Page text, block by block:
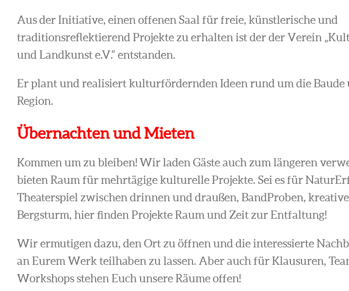
Aus der Initiative, einen offenen Saal für freie, künstlerische und
traditionsreflektierend Projekte zu erhalten ist der der Verein
und Landkunst e.V.“ entstanden.
Er plant und realisiert kulturfördernden Ideen rund um die Baude
Region.
Übernachten und Mieten
Kommen um zu bleiben! Wir laden Gäste auch zum längeren
bieten Raum für mehrtägige kulturelle Projekte. Sei es für
Theaterspiel zwischen drinnen und draußen, BandProben,
Bergsturm, hier finden Projekte Raum und Zeit zur Entfaltung!
Wir ermutigen dazu, den Ort zu öffnen und die interessierte
an Eurem Werk teilhaben zu lassen. Aber auch für Klausuren,
Workshops stehen Euch unsere Räume offen!